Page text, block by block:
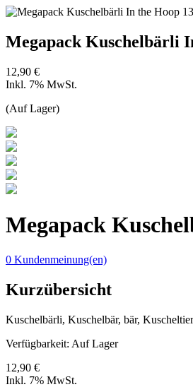
Megapack Kuschelbärli
12,90 €
Inkl. 7% MwSt.
(Auf Lager)
Megapack
0 Kundenmeinung(en)
Kurzübersicht
Kuschelbärli, Kuschelbär, bär,
Verfügbarkeit: Auf Lager
12,90 €
Inkl. 7% MwSt.